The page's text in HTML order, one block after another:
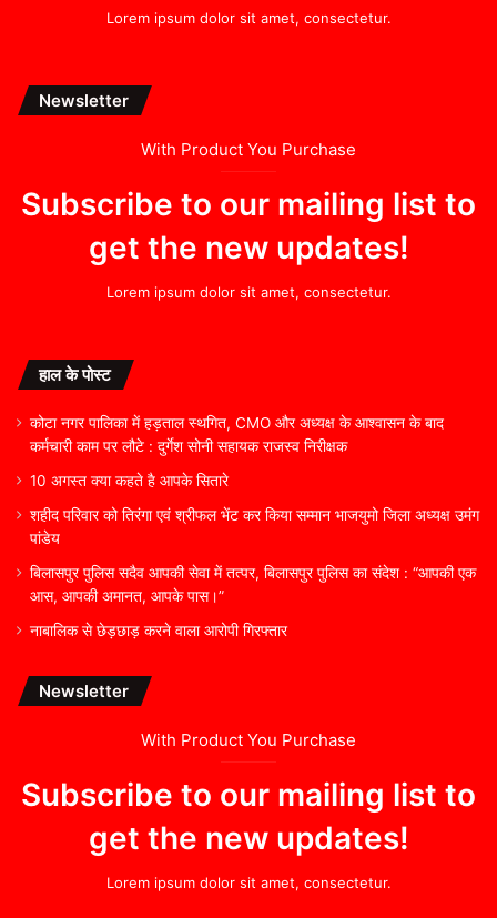
Lorem ipsum dolor sit amet, consectetur.
Newsletter
With Product You Purchase
Subscribe to our mailing list to
get the new updates!
Lorem ipsum dolor sit amet, consectetur.
हाल के पोस्ट
कोटा नगर पालिका में हड़ताल स्थगित, CMO और अध्यक्ष के आश्वासन के बाद
कर्मचारी काम पर लौटे : दुर्गेश सोनी सहायक राजस्व निरीक्षक
10 अगस्त क्या कहते है आपके सितारे
शहीद परिवार को तिरंगा एवं श्रीफल भेंट कर किया सम्मान भाजयुमो जिला अध्यक्ष उमंग
पांडेय
बिलासपुर पुलिस सदैव आपकी सेवा में तत्पर, बिलासपुर पुलिस का संदेश : “आपकी एक
आस, आपकी अमानत, आपके पास।”
नाबालिक से छेड़छाड़ करने वाला आरोपी गिरफ्तार
Newsletter
With Product You Purchase
Subscribe to our mailing list to
get the new updates!
Lorem ipsum dolor sit amet, consectetur.